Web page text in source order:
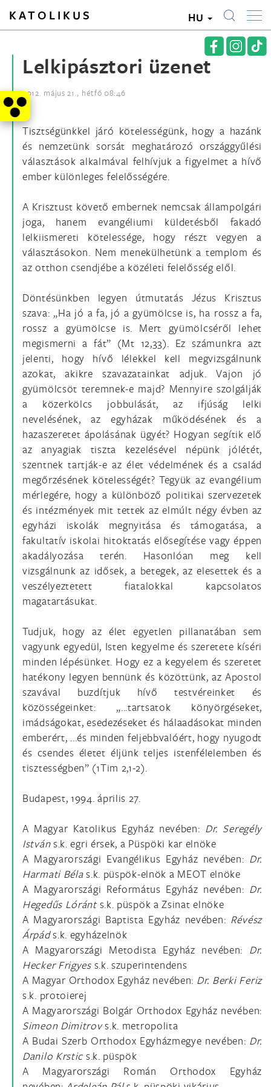
KATOLIKUS HU
Lelkipásztori üzenet
2012. május 21., hétfő 08:46
Tisztségünkkel járó kötelességünk, hogy a hazánk
és nemzetünk sorsát meghatározó országgyűlési
választások alkalmával felhívjuk a figyelmet a hívő
ember különleges felelősségére.
A Krisztust követő embernek nemcsak állampolgári
joga, hanem evangéliumi küldetésből fakadó
lelkiismereti kötelessége, hogy részt vegyen a
választásokon. Nem menekülhetünk a templom és
az otthon csendjébe a közéleti felelősség elől.
Döntésünkben legyen útmutatás Jézus Krisztus
szava: „Ha jó a fa, jó a gyümölcse is, ha rossz a fa,
rossz a gyümölcse is. Mert gyümölcséről lehet
megismerni a fát” (Mt 12,33). Ez számunkra azt
jelenti, hogy hívő lélekkel kell megvizsgálnunk
azokat, akikre szavazatainkat adjuk. Vajon jó
gyümölcsöt teremnek-e majd? Mennyire szolgálják
a közerkölcs jobbulását, az ifjúság lelki
nevelésének, az egyházak működésének és a
hazaszeretet ápolásának ügyét? Hogyan segítik elő
az anyagiak tiszta kezelésével népünk jólétét,
szentnek tartják-e az élet védelmének és a család
megőrzésének kötelességét? Tegyük az evangélium
mérlegére, hogy a különböző politikai szervezetek
és intézmények mit tettek az elmúlt négy évben az
egyházi iskolák megnyitása és támogatása, a
fakultatív iskolai hitoktatás elősegítése vagy éppen
akadályozása terén. Hasonlóan meg kell
vizsgálnunk az idősek, a betegek, az elesettek és a
veszélyeztetett fiatalokkal kapcsolatos
magatartásukat.
Tudjuk, hogy az élet egyetlen pillanatában sem
vagyunk egyedül, Isten kegyelme és szeretete kíséri
minden lépésünket. Hogy ez a kegyelem és szeretet
hatékony legyen bennünk és közöttünk, az Apostol
szavával buzdítjuk hívő testvéreinket és
közösségeinket: „...tartsatok könyörgéseket,
imádságokat, esedezéseket és hálaadásokat minden
emberért, ...és minden feljebbvalóért, hogy nyugodt
és csendes életet éljünk teljes istenfélelemben és
tisztességben” (1Tim 2,1-2).
Budapest, 1994. április 27.
A Magyar Katolikus Egyház nevében: Dr. Seregély
Istváns.k. egri érsek, a Püspöki kar elnöke
A Magyarországi Evangélikus Egyház nevében: Dr.
Harmati Bélas.k. püspök-elnök a MEOT elnöke
A Magyarországi Református Egyház nevében: Dr.
Hegedűs Lóránts.k. püspök a Zsinat elnöke
A Magyarországi Baptista Egyház nevében: Révész
Árpáds.k. egyházelnök
A Magyarországi Metodista Egyház nevében: Dr.
Hecker Frigyess.k. szuperintendens
A Magyar Orthodox Egyház nevében: Dr. Berki Feriz
s.k. protoierej
A Magyarországi Bolgár Orthodox Egyház nevében:
Simeon Dimitrovs.k. metropolita
A Budai Szerb Orthodox Egyházmegye nevében: Dr.
Danilo Krstics.k. püspök
A Magyarországi Román Orthodox Egyház